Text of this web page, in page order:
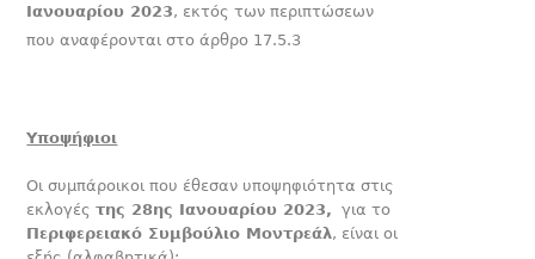
Ιανουαρίου 2023, εκτός των περιπτώσεων
που αναφέρονται στο άρθρο 17.5.3
Υποψήφιοι
Οι συμπάροικοι που έθεσαν υποψηφιότητα στις
εκλογέςτης 28ης Ιανουαρίου 2023, για το
Περιφερειακό Συμβούλιο Μοντρεάλ, είναι οι